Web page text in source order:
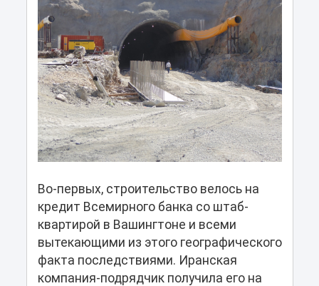
Во-первых, строительство велось на
кредит Всемирного банка со штаб-
квартирой в Вашингтоне и всеми
вытекающими из этого географического
факта последствиями. Иранская
компания-подрядчик получила его на